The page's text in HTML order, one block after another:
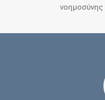
νοημοσύνης